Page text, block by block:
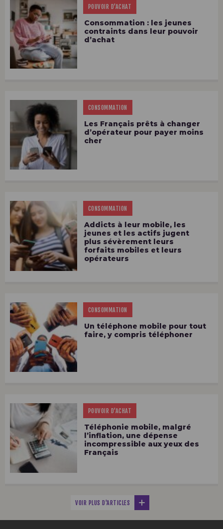
POUVOIR D'ACHAT
Consommation : les jeunes
contraints dans leur pouvoir
d’achat
CONSOMMATION
Les Français prêts à changer
d’opérateur pour payer moins
cher
CONSOMMATION
Addicts à leur mobile, les
jeunes et les actifs jugent
plus sévèrement leurs
forfaits mobiles et leurs
opérateurs
CONSOMMATION
Un téléphone mobile pour tout
faire, y compris téléphoner
POUVOIR D'ACHAT
Téléphonie mobile, malgré
l’inflation, une dépense
incompressible aux yeux des
Français
VOIR PLUS D'ARTICLES